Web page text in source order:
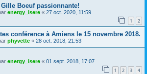
Boeuf passionnante!
energy_isere « 27 oct. 2020, 11:59
1 2
conférence à Amiens le 15 novembre 2018.
phyvette « 28 oct. 2018, 21:53
energy_isere « 01 sept. 2018, 17:07
1 2 3 4